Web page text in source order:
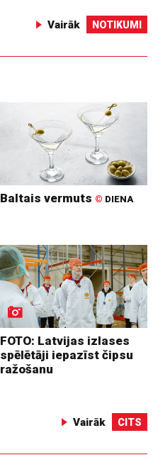
Vairāk NOTIKUMI
Baltais vermuts © DIENA
FOTO: Latvijas izlases
spēlētāji iepazīst čipsu
ražošanu
Vairāk CITS